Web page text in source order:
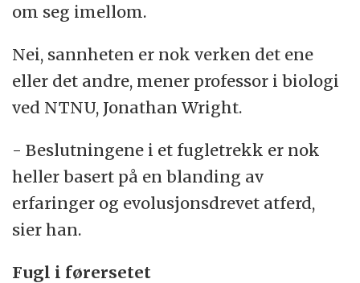
om seg imellom.
Nei, sannheten er nok verken det ene
eller det andre, mener professor i biologi
ved NTNU, Jonathan Wright.
- Beslutningene i et fugletrekk er nok
heller basert på en blanding av
erfaringer og evolusjonsdrevet atferd,
sier han.
Fugl i førersetet